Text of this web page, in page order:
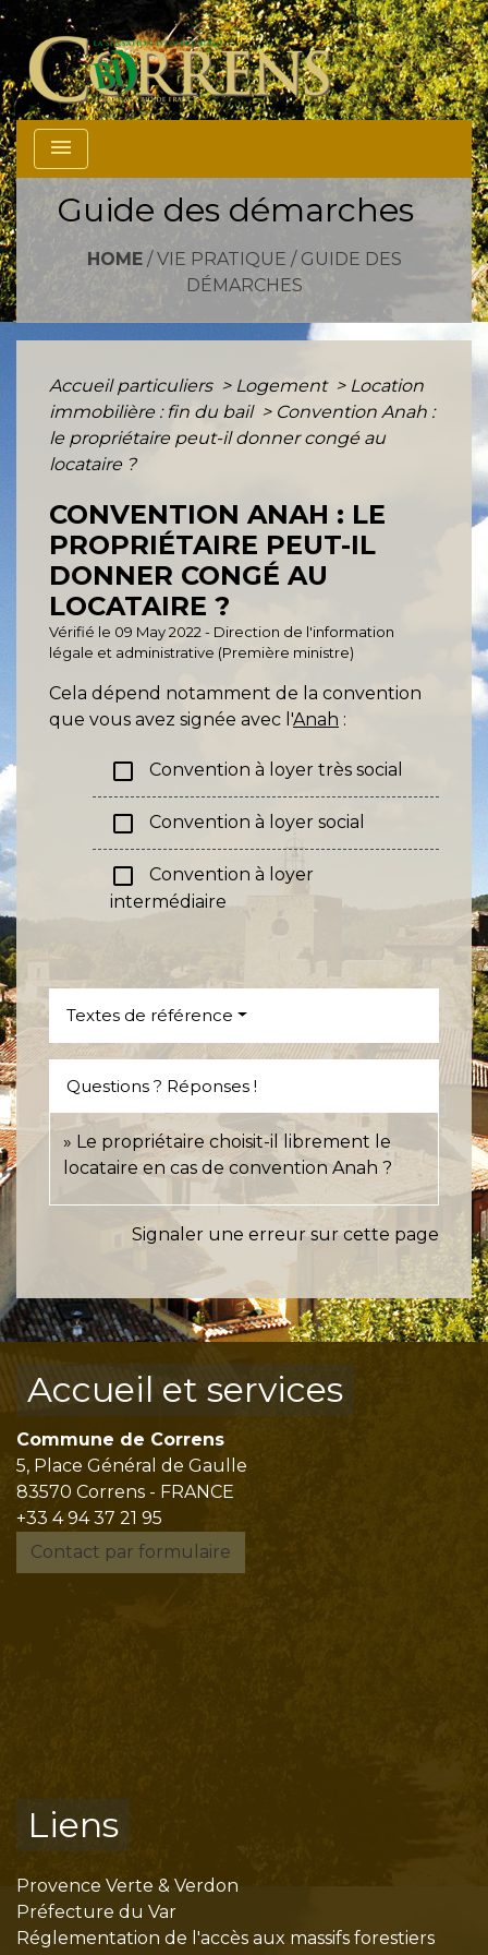
menu
Guide des démarches
HOME/ VIE PRATIQUE / GUIDE DES
DÉMARCHES
Accueil particuliers > Logement > Location
immobilière : fin du bail > Convention Anah :
le propriétaire peut-il donner congé au
locataire ?
CONVENTION ANAH : LE
PROPRIÉTAIRE PEUT-IL
DONNER CONGÉ AU
LOCATAIRE ?
Vérifié le 09 May 2022 - Direction de l'information
légale et administrative (Première ministre)
Cela dépend notamment de la convention
que vous avez signée avec l'Anah :
check_box_outline_blank Convention à loyer très social
check_box_outline_blank Convention à loyer social
check_box_outline_blank
Convention à loyer
intermédiaire
Textes de référence
Questions ? Réponses !
Le propriétaire choisit-il librement le
locataire en cas de convention Anah ?
Signaler une erreur sur cette page
Accueil et services
Commune de Correns
5, Place Général de Gaulle
83570 Correns - FRANCE
+33 4 94 37 21 95
Contact par formulaire
Liens
Provence Verte & Verdon
Préfecture du Var
Réglementation de l'accès aux massifs forestiers